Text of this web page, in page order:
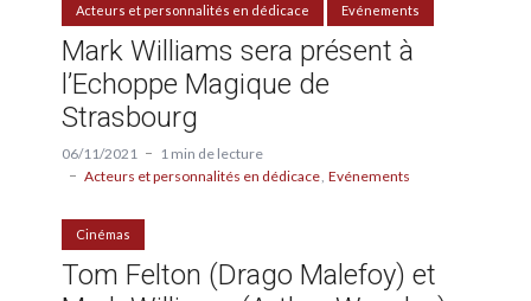
Acteurs et personnalités en dédicace Evénements
Mark Williams sera présent à
l’Echoppe Magique de
Strasbourg
06/11/2021
1 min de lecture
Acteurs et personnalités en dédicace Evénements
Cinémas
Tom Felton (Drago Malefoy) et